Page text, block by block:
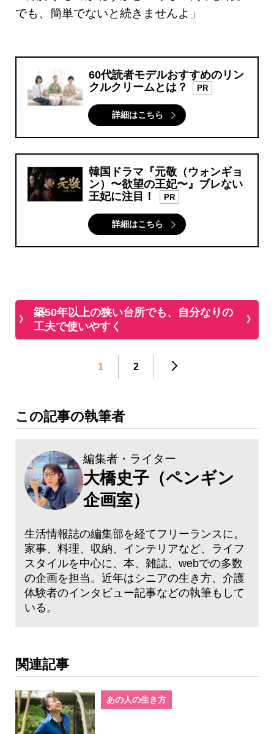
でも、簡単でないと続きませんよ」
60代読者モデルおすすめのリン
クルクリームとは？
PR
詳細はこちら
韓国ドラマ『元敬（ウォンギョ
ン）〜欲望の王妃〜』ブレない
王妃に注目！
PR
詳細はこちら
築50年以上の狭い台所でも、自分なりの
工夫で使いやすく
1 2
この記事の執筆者
編集者・ライター
大橋史子（ペンギン
企画室）
生活情報誌の編集部を経てフリーランスに。
家事、料理、収納、インテリアなど、ライフ
スタイルを中心に、本、雑誌、webでの多数
の企画を担当。近年はシニアの生き方、介護
体験者のインタビュー記事などの執筆もして
いる。
関連記事
あの人の生き方